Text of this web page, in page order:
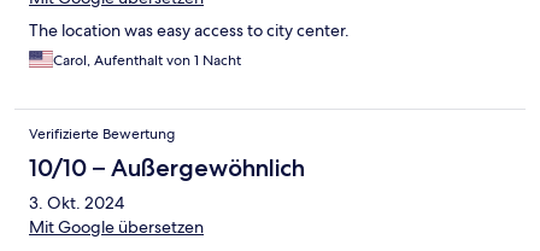
The location was easy access to city center.
Carol, Aufenthalt von 1 Nacht
Verifizierte Bewertung
10/10 – Außergewöhnlich
3. Okt. 2024
Mit Google übersetzen